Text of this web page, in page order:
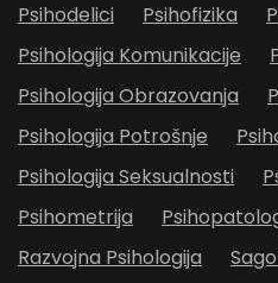
Psihodelici
Psihofizika
Psihologija Komunikacije
Psihologija Obrazovanja
Psihologija Potrošnje
Psihologija Seksualnosti
Psihometrija
Razvojna Psihologija